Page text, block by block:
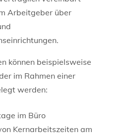
Arbeitgeber über
können beispielsweise
im Rahmen einer
werden:
im Büro
Kernarbeitszeiten am